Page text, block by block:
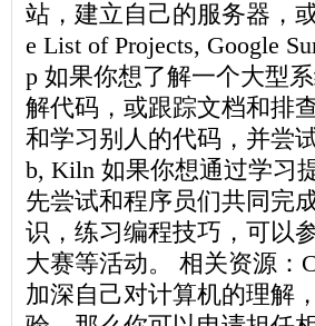
站，建立自己的服务器，
e List of Projects, Google
p 如果你想了解一个大型
解代码，或跟踪文档和排
和学习别人的代码，并尝
b, Kiln 如果你想通过学习
先尝试和程序员们共同完
识，练习编程技巧，可以
大赛等活动。 相关资源：
加深自己对计算机的理解